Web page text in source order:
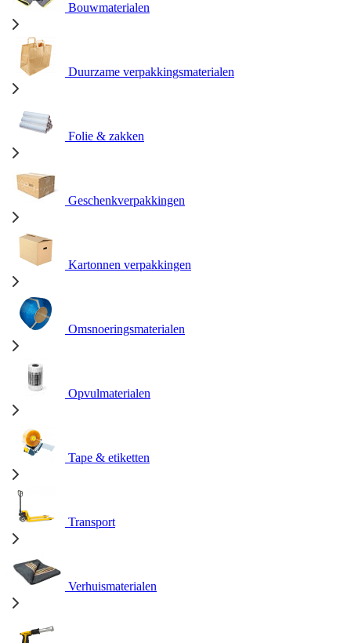
Bouwmaterialen
Duurzame verpakkingsmaterialen
Folie & zakken
Geschenkverpakkingen
Kartonnen verpakkingen
Omsnoeringsmaterialen
Opvulmaterialen
Tape & etiketten
Transport
Verhuismaterialen